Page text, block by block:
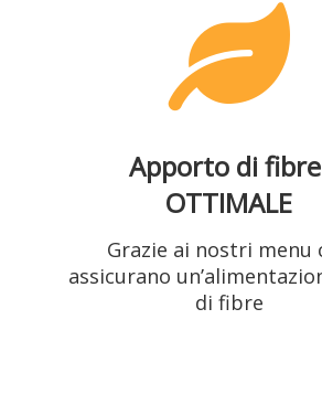
Apporto di
OTTIMALE
Grazie ai nostri menu
assicurano
di fibre